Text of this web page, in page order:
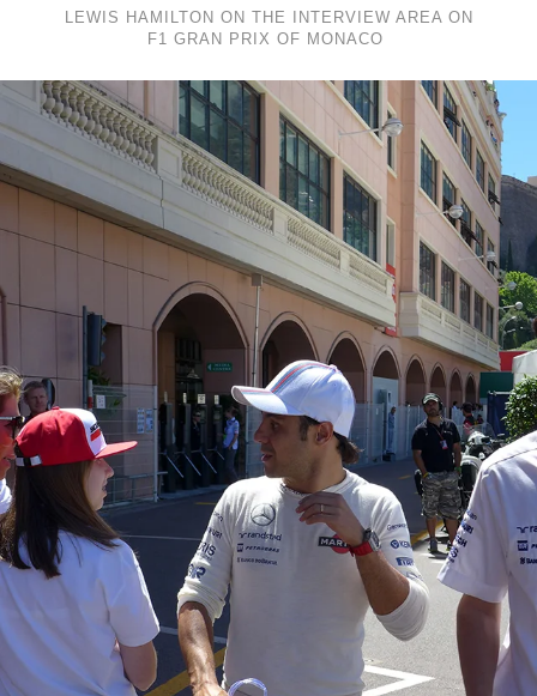
LEWIS HAMILTON ON THE INTERVIEW AREA ON
F1 GRAN PRIX OF MONACO